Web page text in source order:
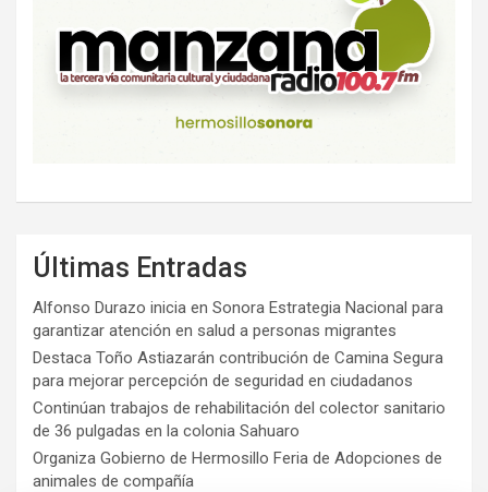
Últimas Entradas
Alfonso Durazo inicia en Sonora Estrategia Nacional para
garantizar atención en salud a personas migrantes
Destaca Toño Astiazarán contribución de Camina Segura
para mejorar percepción de seguridad en ciudadanos
Continúan trabajos de rehabilitación del colector sanitario
de 36 pulgadas en la colonia Sahuaro
Organiza Gobierno de Hermosillo Feria de Adopciones de
animales de compañía